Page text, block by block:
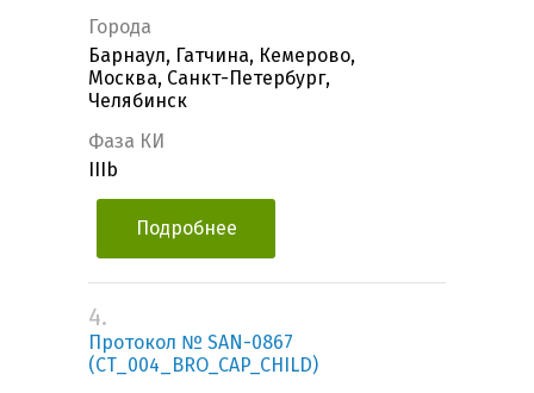
Города
Барнаул, Гатчина, Кемерово,
Москва, Санкт-Петербург,
Челябинск
Фаза КИ
IIIb
Подробнее
4.
Протокол № SAN-0867
(CT_004_BRO_CAP_CHILD)